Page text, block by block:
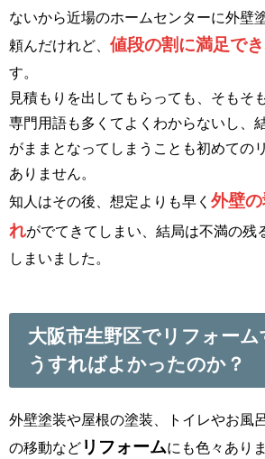
ないから近場のホームセンターに外壁
頼んだけれど、 値段の割に満足で
す。
見積もりを出してもらっても、そもそ
専門用語も多くてよくわからないし、
がままとなってしまうことも初めての
ありません。
知人はその後、想定よりも早く 外壁
れがでてきてしまい、結局は不満の残
しまいました。
大阪市生野区でリフォー
うすればよかったのか？
外壁塗装や屋根の塗装、トイレやお風
の移動など リフォームにも色々あり